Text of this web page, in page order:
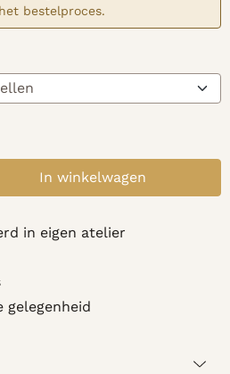
bestelproces.
In winkelwagen
in eigen atelier
gelegenheid